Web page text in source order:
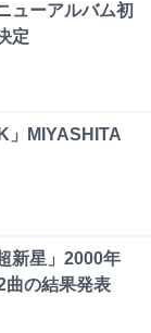
ューアルバム初
定
」MIYASHITA
新星」2000年
曲の結果発表